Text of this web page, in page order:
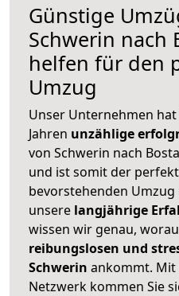
Günstige
Schwerin nach
helfen für den
Umzug
Unser Unternehmen
Jahren unzählige
von Schwerin nach
und ist somit der
bevorstehenden
unsere langjährige
wissen wir genau,
reibungslosen und
Schwerin ankommt. Mit
Netzwerk kommen Sie